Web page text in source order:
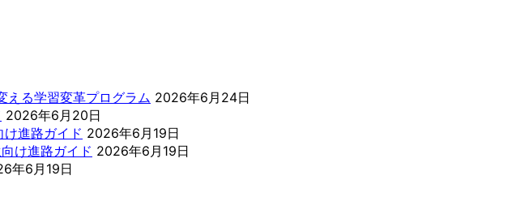
える学習変革プログラム 2026年6月24日
2026年6月20日
進路ガイド 2026年6月19日
け進路ガイド 2026年6月19日
年6月19日